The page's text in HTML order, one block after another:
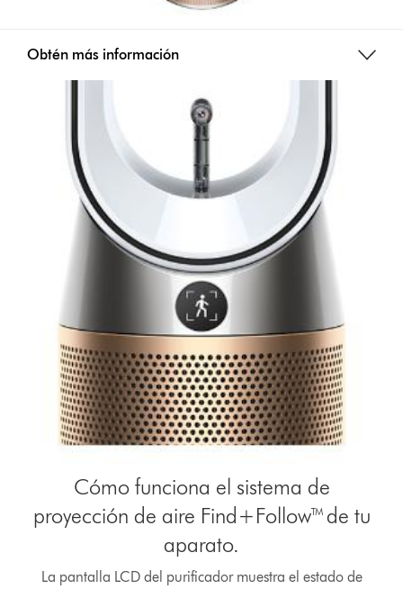
Obtén más información
Cómo funciona el sistema de
proyección de aire Find+Follow™ de tu
aparato.
La pantalla LCD del purificador muestra el estado de